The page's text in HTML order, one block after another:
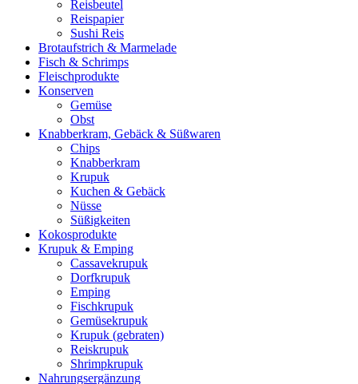
Reisbeutel
Reispapier
Sushi Reis
Brotaufstrich & Marmelade
Fisch & Schrimps
Fleischprodukte
Konserven
Gemüse
Obst
Knabberkram, Gebäck & Süßwaren
Chips
Knabberkram
Krupuk
Kuchen & Gebäck
Nüsse
Süßigkeiten
Kokosprodukte
Krupuk & Emping
Cassavekrupuk
Dorfkrupuk
Emping
Fischkrupuk
Gemüsekrupuk
Krupuk (gebraten)
Reiskrupuk
Shrimpkrupuk
Nahrungsergänzung